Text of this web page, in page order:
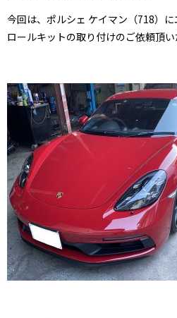
今回は、ポルシェ ケイマン（718）
ロールキットの取り付けのご依頼頂い